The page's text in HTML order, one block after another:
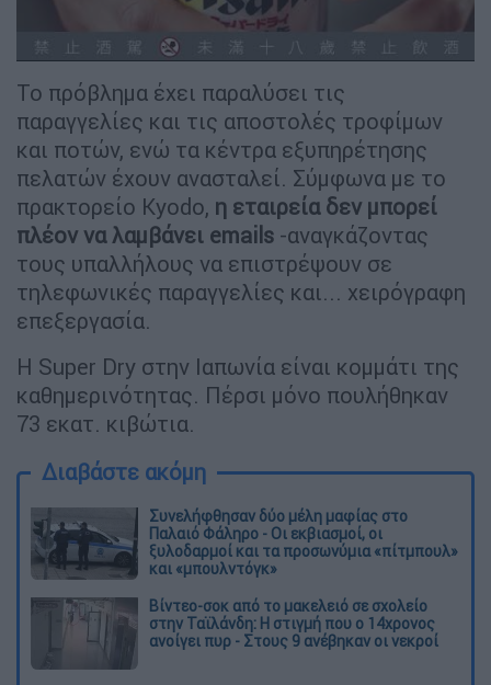
Το πρόβλημα έχει παραλύσει τις
παραγγελίες και τις αποστολές τροφίμων
και ποτών, ενώ τα κέντρα εξυπηρέτησης
πελατών έχουν ανασταλεί. Σύμφωνα με το
πρακτορείο Kyodo, η εταιρεία δεν μπορεί
πλέον να λαμβάνει emails -αναγκάζοντας
τους υπαλλήλους να επιστρέψουν σε
τηλεφωνικές παραγγελίες και... χειρόγραφη
επεξεργασία.
Η Super Dry στην Ιαπωνία είναι κομμάτι της
καθημερινότητας. Πέρσι μόνο πουλήθηκαν
73 εκατ. κιβώτια.
Διαβάστε ακόμη
Συνελήφθησαν δύο μέλη μαφίας στο
Παλαιό Φάληρο - Οι εκβιασμοί, οι
ξυλοδαρμοί και τα προσωνύμια «πίτμπουλ»
και «μπουλντόγκ»
Βίντεο-σοκ από το μακελειό σε σχολείο
στην Ταϊλάνδη: Η στιγμή που ο 14χρονος
ανοίγει πυρ - Στους 9 ανέβηκαν οι νεκροί